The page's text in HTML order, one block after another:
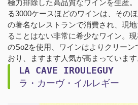
極力排除した高品質なワインを生産
る3000ケースほどのワインは、その
の著名なレストランで消費され、現
ることはない非常に希少なワイン。
のSo2を使用、ワインはよりクリーン
おり、ますます人気が高まっています
LA CAVE IROULEGUY
ラ・カーヴ・イルレギー